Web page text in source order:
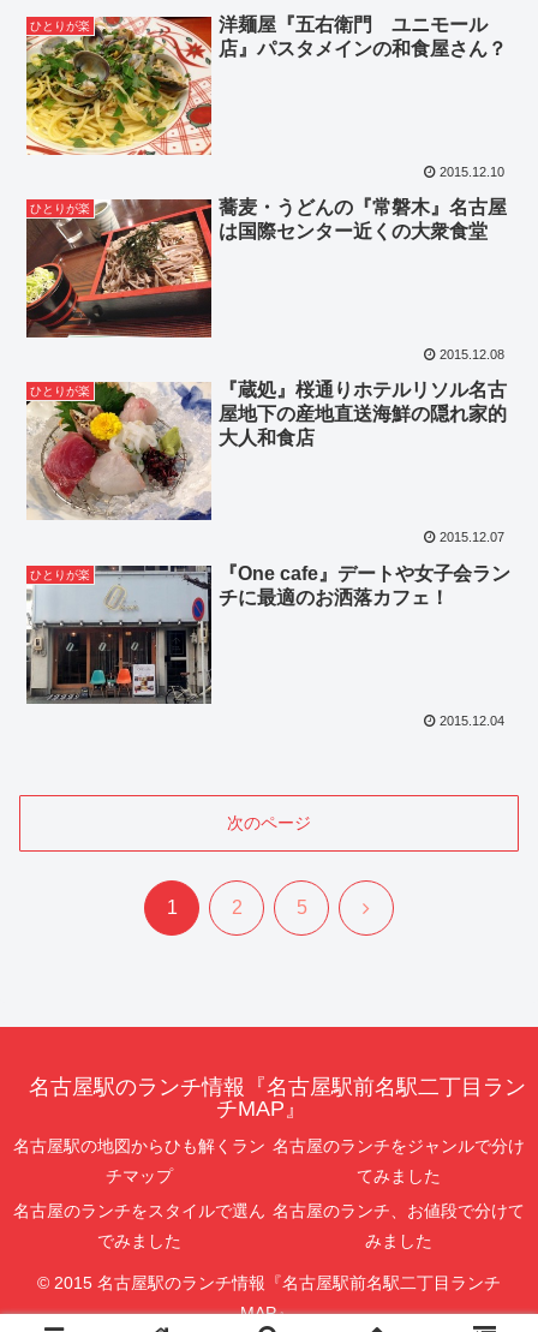
ひとりが楽
洋麺屋『五右衛門 ユニモール
店』パスタメインの和食屋さん？
2015.12.10
ひとりが楽
蕎麦・うどんの『常磐木』名古屋
は国際センター近くの大衆食堂
2015.12.08
ひとりが楽
『蔵処』桜通りホテルリソル名古
屋地下の産地直送海鮮の隠れ家的
大人和食店
2015.12.07
ひとりが楽
『One cafe』デートや女子会ラン
チに最適のお洒落カフェ！
2015.12.04
次のページ
1 2 5 次
名古屋駅のランチ情報『名古屋駅前名駅二丁目ラン
チMAP』
名古屋駅の地図からひも解くラン
チマップ
名古屋のランチをジャンルで分け
てみました
名古屋のランチをスタイルで選ん
でみました
名古屋のランチ、お値段で分けて
みました
© 2015 名古屋駅のランチ情報『名古屋駅前名駅二丁目ランチ
MAP』.